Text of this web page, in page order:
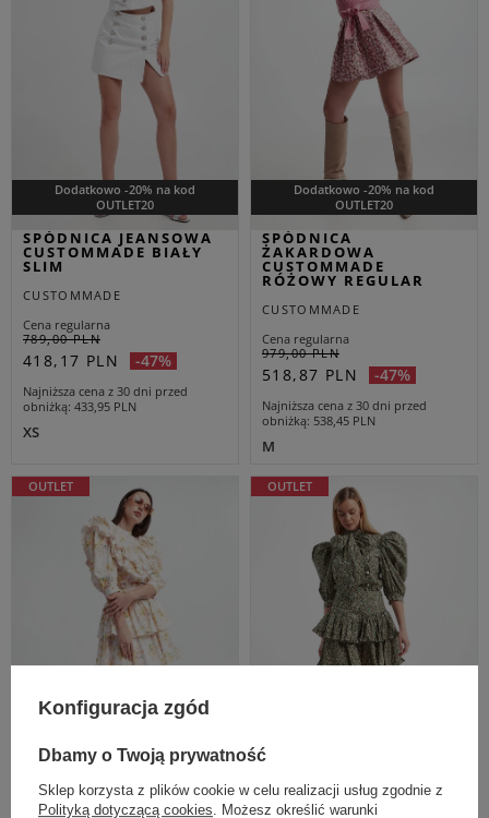
Dodatkowo -20% na kod
OUTLET20
CUSTOMMADE
Cena regularna
789,00 PLN
418,17 PLN -47%
Najniższa cena z 30 dni przed
obniżką 433,95 PLN
SPÓDNICA JEANSOWA
CUSTOMMADE BIAŁY
SLIM
XS
Dodatkowo -20% na kod
OUTLET20
CUSTOMMADE
Cena regularna
979,00 PLN
518,87 PLN -47%
Najniższa cena z 30 dni przed
obniżką 538,45 PLN
SPÓDNICA
ŻAKARDOWA
CUSTOMMADE
RÓŻOWY REGULAR
M
OUTLET20
OUTLET
OUTLET20
OUTLET
Konfiguracja zgód
Dbamy o Twoją prywatność
Sklep korzysta z plików cookie w celu realizacji usług zgodnie z
Polityką dotyczącą cookies . Możesz określić warunki